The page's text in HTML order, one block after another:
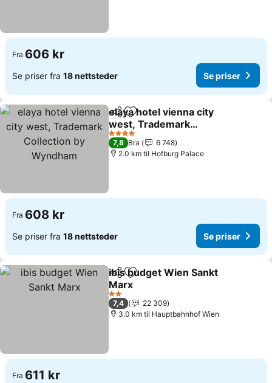
Fra 606 kr
Se priser fra 18 nettsteder Se priser
Del Legg til i favoritter
elaya hotel vienna city
west, Trademark
Collection by Wyndham
Se priser
4 Stjerner
7,8 Bra
6 748
2.0 km til Hofburg Palace
Fra 608 kr
Se priser fra 18 nettsteder Se priser
Del Legg til i favoritter
ibis budget Wien Sankt
Marx
Se priser
2 Stjerner
7,4
22 309
3.0 km til Hauptbahnhof Wien
Fra 611 kr